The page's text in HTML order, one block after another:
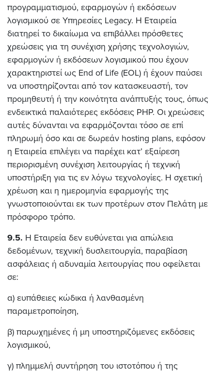
προγραμματισμού, εφαρμογών ή εκδόσεων
λογισμικού σε Υπηρεσίες Legacy. Η Εταιρεία
διατηρεί το δικαίωμα να επιβάλλει πρόσθετες
χρεώσεις για τη συνέχιση χρήσης τεχνολογιών,
εφαρμογών ή εκδόσεων λογισμικού που έχουν
χαρακτηριστεί ως End of Life (EOL) ή έχουν παύσει
να υποστηρίζονται από τον κατασκευαστή, τον
προμηθευτή ή την κοινότητα ανάπτυξής τους, όπως
ενδεικτικά παλαιότερες εκδόσεις PHP. Οι χρεώσεις
αυτές δύνανται να εφαρμόζονται τόσο σε επί
πληρωμή όσο και σε δωρεάν hosting plans, εφόσον
η Εταιρεία επιλέγει να παρέχει κατ’ εξαίρεση
περιορισμένη συνέχιση λειτουργίας ή τεχνική
υποστήριξη για τις εν λόγω τεχνολογίες. Η σχετική
χρέωση και η ημερομηνία εφαρμογής της
γνωστοποιούνται εκ των προτέρων στον Πελάτη με
πρόσφορο τρόπο.
9.5. Η Εταιρεία δεν ευθύνεται για απώλεια
δεδομένων, τεχνική δυσλειτουργία, παραβίαση
ασφάλειας ή αδυναμία λειτουργίας που οφείλεται
σε:
α) ευπάθειες κώδικα ή λανθασμένη
παραμετροποίηση,
β) παρωχημένες ή μη υποστηριζόμενες εκδόσεις
λογισμικού,
γ) πλημμελή συντήρηση του ιστοτόπου ή της